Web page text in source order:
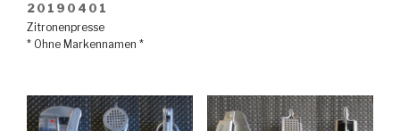
20190401
Zitronenpresse
* Ohne Markennamen *